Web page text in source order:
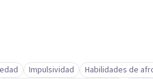
Impulsividad Habilidades de